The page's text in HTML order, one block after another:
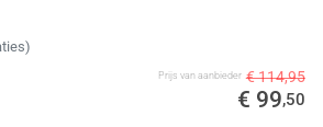
Prijs van aanbieder € 114,95
€ 99,50